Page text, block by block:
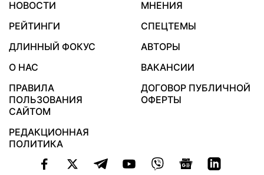
НОВОСТИ
МНЕНИЯ
РЕЙТИНГИ
СПЕЦТЕМЫ
ДЛИННЫЙ ФОКУС
АВТОРЫ
О НАС
ВАКАНСИИ
ПРАВИЛА
ПОЛЬЗОВАНИЯ
САЙТОМ
ДОГОВОР ПУБЛИЧНОЙ
ОФЕРТЫ
РЕДАКЦИОННАЯ
ПОЛИТИКА